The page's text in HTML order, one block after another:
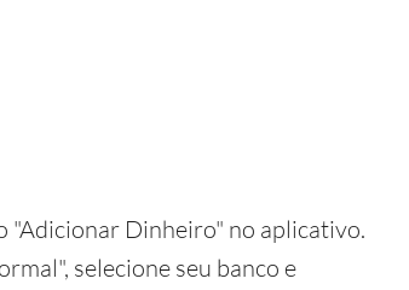
"Adicionar Dinheiro" no aplicativo.
selecione seu banco e